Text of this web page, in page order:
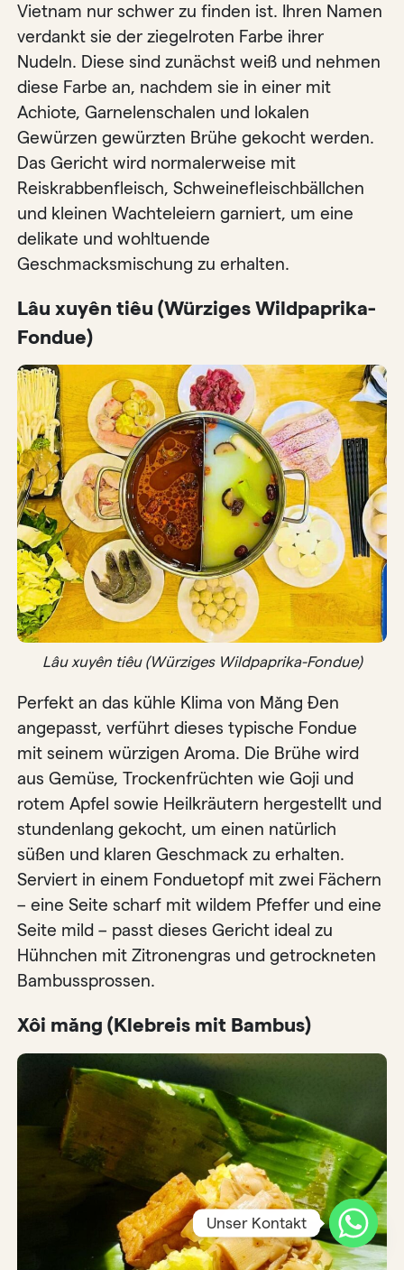
Vietnam nur schwer zu finden ist. Ihren Namen
verdankt sie der ziegelroten Farbe ihrer
Nudeln. Diese sind zunächst weiß und nehmen
diese Farbe an, nachdem sie in einer mit
Achiote, Garnelenschalen und lokalen
Gewürzen gewürzten Brühe gekocht werden.
Das Gericht wird normalerweise mit
Reiskrabbenfleisch, Schweinefleischbällchen
und kleinen Wachteleiern garniert, um eine
delikate und wohltuende
Geschmacksmischung zu erhalten.
Lâu xuyên tiêu (Würziges Wildpaprika-
Fondue)
Lâu xuyên tiêu (Würziges Wildpaprika-Fondue)
Perfekt an das kühle Klima von Măng Đen
angepasst, verführt dieses typische Fondue
mit seinem würzigen Aroma. Die Brühe wird
aus Gemüse, Trockenfrüchten wie Goji und
rotem Apfel sowie Heilkräutern hergestellt und
stundenlang gekocht, um einen natürlich
süßen und klaren Geschmack zu erhalten.
Serviert in einem Fonduetopf mit zwei Fächern
– eine Seite scharf mit wildem Pfeffer und eine
Seite mild – passt dieses Gericht ideal zu
Hühnchen mit Zitronengras und getrockneten
Bambussprossen.
Xôi măng (Klebreis mit Bambus)
Unser Kontakt